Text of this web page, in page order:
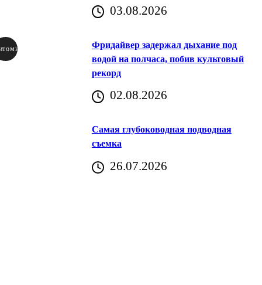
03.08.2026
Фридайвер задержал дыхание под
водой на полчаса, побив культовый
рекорд
02.08.2026
Самая глубоководная подводная
съемка
26.07.2026